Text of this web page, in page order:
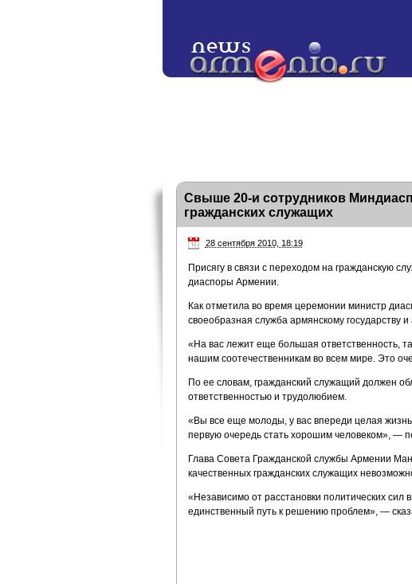
Свыше 20-и сотрудников
гражданских служащих
28 сентября 2010, 18:19
Присягу в связи с переходом на гражданскую
диаспоры Армении.
Как отметила во время церемонии министр
своеобразная служба армянскому государству
«На вас лежит еще большая ответственность,
нашим соотечественникам во всем мире. Это
По ее словам, гражданский служащий должен
ответственностью и трудолюбием.
«Вы все еще молоды, у вас впереди целая
первую очередь стать хорошим человеком», —
Глава Совета Гражданской службы Армении
качественных гражданских служащих
«Независимо от расстановки политических сил
единственный путь к решению проблем», —